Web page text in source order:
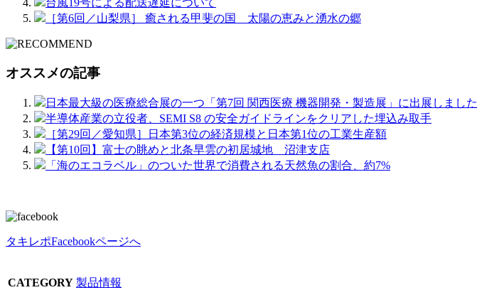
台風19号による配送遅延について
［第6回／山梨県］ 癒される甲斐の国 太陽の恵みと湧水の郷
オススメの記事
日本最大級の医療総合展の一つ「第7回 関西医療 機器開発・製造展」に出展しました
半導体産業の立役者、SEMI S8 の安全ガイドラインをクリアした埋込み取手
［第29回／愛知県］日本第3位の経済規模と日本第1位の工業生産額
【第10回】富士の眺めと北条早雲の初居城地 沼津支店
「海のエコラベル」のついた世界で消費される天然魚の割合、約7%
タキレポFacebookページへ
CATEGORY 製品情報